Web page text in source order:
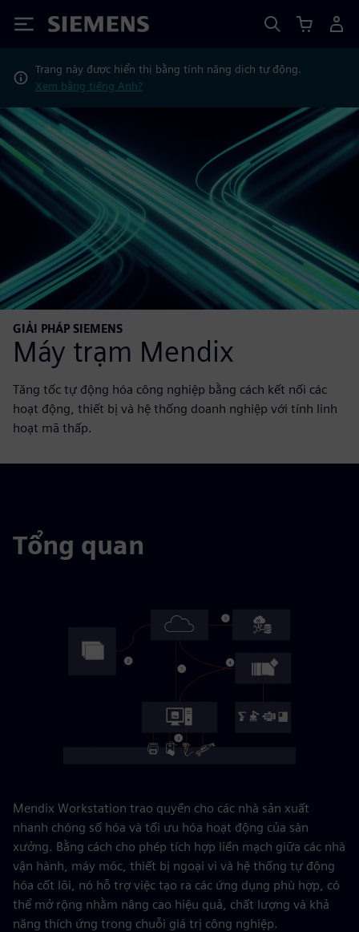
Siemens
Trang này được hiển thị bằng tính năng dịch tự động.
Xem bằng tiếng Anh?
GIẢI PHÁP SIEMENS
Máy trạm Mendix
Tăng tốc tự động hóa công nghiệp bằng cách kết nối các
hoạt động, thiết bị và hệ thống doanh nghiệp với tính linh
hoạt mã thấp.
Tổng quan
Mendix Workstation trao quyền cho các nhà sản xuất
nhanh chóng số hóa và tối ưu hóa hoạt động của sàn
xưởng. Bằng cách cho phép tích hợp liền mạch giữa các nhà
vận hành, máy móc, thiết bị ngoại vi và hệ thống tự động
hóa cốt lõi, nó hỗ trợ việc tạo ra các ứng dụng phù hợp, có
thể mở rộng nhằm nâng cao hiệu quả, chất lượng và khả
năng thích ứng trong chuỗi giá trị công nghiệp.